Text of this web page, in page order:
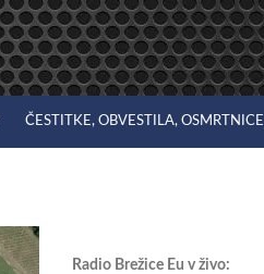
ČESTITKE, OBVESTILA, OSMRTNICE
Radio Brežice Eu v živo: